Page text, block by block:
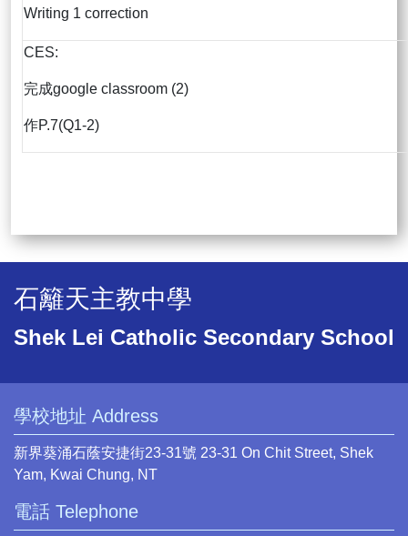
Writing 1 correction
CES:
完成google classroom (2)
作P.7(Q1-2)
石籬天主教中學
Shek Lei Catholic Secondary School
學校地址 Address
新界葵涌石蔭安捷街23-31號 23-31 On Chit Street, Shek
Yam, Kwai Chung, NT
電話 Telephone